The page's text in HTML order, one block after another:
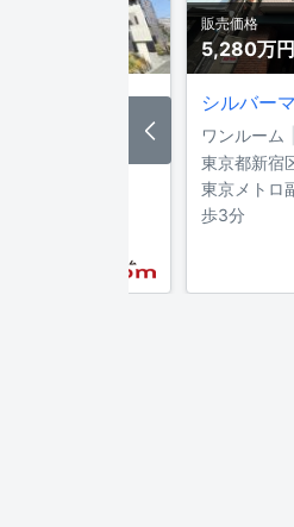
販売価格
5,280万円
シルバー
ワンルーム
東京都新宿
東京メトロ
歩3分